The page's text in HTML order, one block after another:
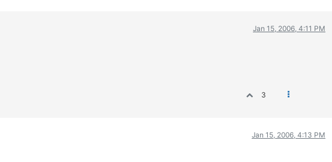
Jan 15, 2006, 4:11 PM
3
Jan 15, 2006, 4:13 PM